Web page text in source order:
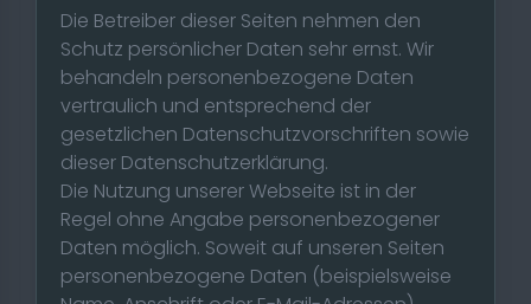
Die Betreiber dieser Seiten nehmen den
Schutz persönlicher Daten sehr ernst. Wir
behandeln personenbezogene Daten
vertraulich und entsprechend der
gesetzlichen Datenschutzvorschriften sowie
dieser Datenschutzerklärung.
Die Nutzung unserer Webseite ist in der
Regel ohne Angabe personenbezogener
Daten möglich. Soweit auf unseren Seiten
personenbezogene Daten (beispielsweise